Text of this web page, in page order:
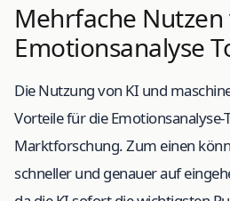
Mehrfache
Emotionsanalyse
Die Nutzung von KI und
Vorteile für die Emotionsanalyse-
Marktforschung. Zum einen
schneller und genauer auf